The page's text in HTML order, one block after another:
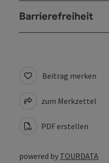
Barrierefreiheit
Beitrag merken
zum Merkzettel
PDF erstellen
powered by TOURDATA